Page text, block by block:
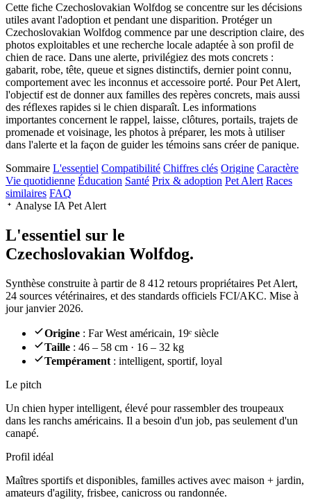
Cette fiche Czechoslovakian Wolfdog se concentre sur les décisions
utiles avant l'adoption et pendant une disparition. Protéger un
Czechoslovakian Wolfdog commence par une description claire, des
photos exploitables et une recherche locale adaptée à son profil de
chien de race. Dans une alerte, privilégiez des mots concrets :
gabarit, robe, tête, queue et signes distinctifs, dernier point connu,
comportement avec les inconnus et accessoire porté. Pour Pet Alert,
l'objectif est de donner aux familles des repères concrets, mais aussi
des réflexes rapides si le chien disparaît. Les informations
importantes concernent le rappel, laisse, clôtures, portails, trajets de
promenade et voisinage, les photos à préparer, les mots à utiliser
dans l'alerte et la façon de guider les témoins sans créer de panique.
Sommaire L'essentiel Compatibilité Chiffres clés Origine Caractère
Vie quotidienne Éducation Santé Prix & adoption Pet Alert Races
similaires FAQ
Analyse IA Pet Alert
L'essentiel sur le
Czechoslovakian Wolfdog.
Synthèse construite à partir de 8 412 retours propriétaires Pet Alert,
24 sources vétérinaires, et des standards officiels FCI/AKC. Mise à
jour janvier 2026.
Origine : Far West américain, 19ᵉ siècle
Taille : 46 – 58 cm · 16 – 32 kg
Tempérament : intelligent, sportif, loyal
Le pitch
Un chien hyper intelligent, élevé pour rassembler des troupeaux
dans les ranchs américains. Il a besoin d'un job, pas seulement d'un
canapé.
Profil idéal
Maîtres sportifs et disponibles, familles actives avec maison + jardin,
amateurs d'agility, frisbee, canicross ou randonnée.